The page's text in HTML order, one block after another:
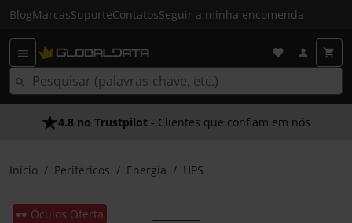
BlogMarcasSuporteContatosSeguir a minha encomenda
4.8 no Trustpilot - Clientes que confiam em nós
Início Periféricos Energia UPS
🕶️ Óculos Oferta